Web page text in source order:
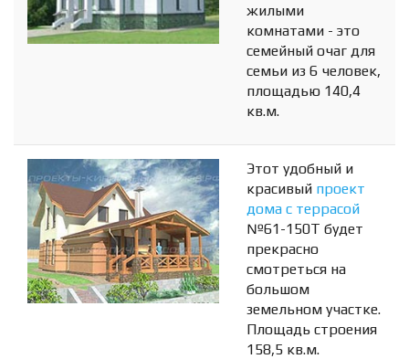
жилыми
комнатами - это
семейный очаг для
семьи из 6 человек,
площадью 140,4
кв.м.
Этот удобный и
красивый проект
дома с террасой
№61-150Т будет
прекрасно
смотреться на
большом
земельном участке.
Площадь строения
158,5 кв.м.